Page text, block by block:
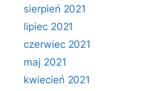
sierpień 2021
lipiec 2021
czerwiec 2021
maj 2021
kwiecień 2021